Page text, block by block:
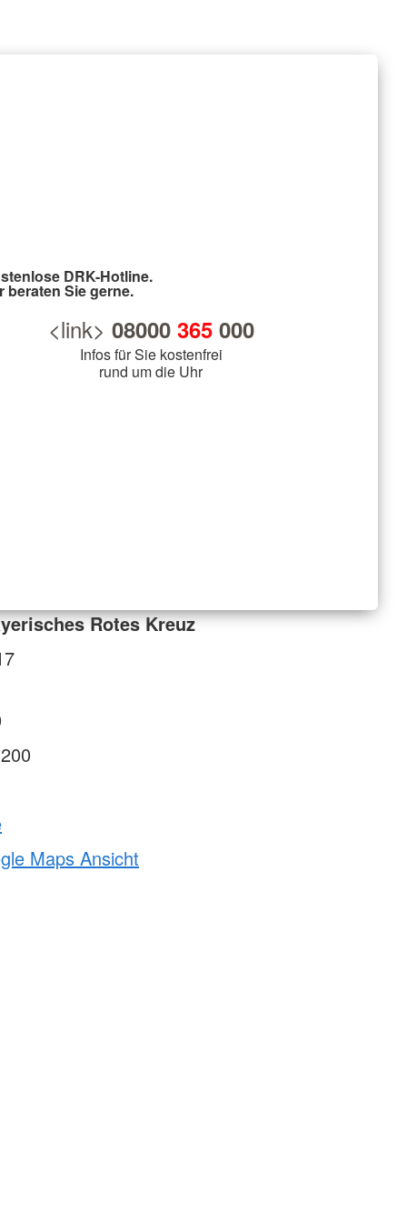
DRK-Hotline.
beraten Sie gerne.
<link> 08000 365000
Infos für Sie kostenfrei
rund um die Uhr
Rotes Kreuz
Maps Ansicht